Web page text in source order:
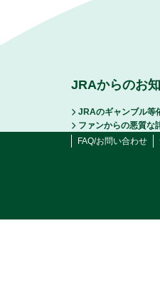
JRAからのお
JRAのギャンブル等
ファンからの悪質な
FAQ/お問い合わせ